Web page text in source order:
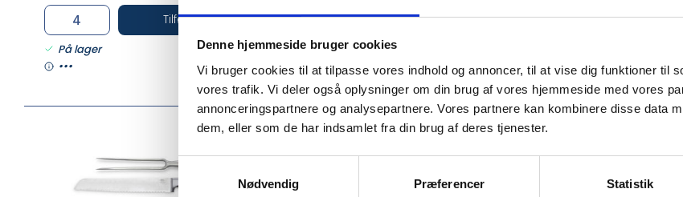
Denne hjemmeside bruger cookies
Vi bruger cookies til at tilpasse vores indhold og annoncer, til at vise dig funktioner til
vores trafik. Vi deler også oplysninger om din brug af vores hjemmeside med vores
annonceringspartnere og analysepartnere. Vores partnere kan kombinere disse data
dem, eller som de har indsamlet fra din brug af deres tjenester.
Samtykkevalg
Nødvendig
Præferencer Statistik
Tilføj til Kurv
På lager
•••
Tilføj til Kurv
På lager
•••
•••